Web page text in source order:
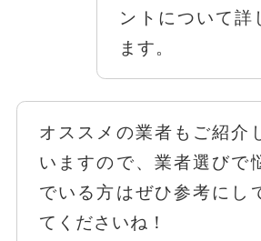
ントについて詳
ます。
オススメの業者もご紹介
いますので、業者選びで
でいる方はぜひ参考にし
てくださいね！